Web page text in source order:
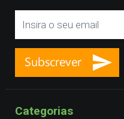
Categorias